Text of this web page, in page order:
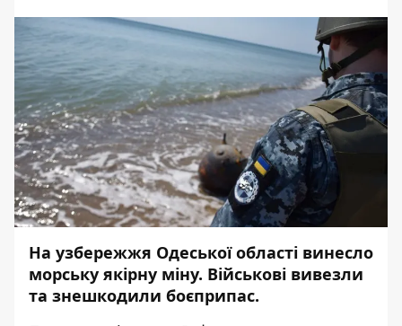
На узбережжя Одеської області винесло
морську якірну міну. Військові вивезли
та знешкодили боєприпас.